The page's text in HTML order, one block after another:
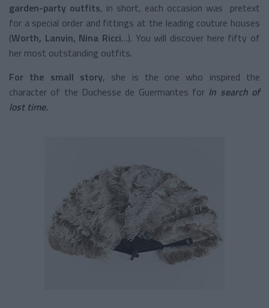
garden-party outfits, in short, each occasion was pretext
for a special order and fittings at the leading couture houses
(Worth, Lanvin, Nina Ricci…). You will discover here fifty of
her most outstanding outfits.
For the small story, she is the one who inspired the
character of the Duchesse de Guermantes for In search of
lost time.